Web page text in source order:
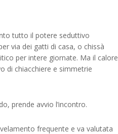
tutto il potere seduttivo
via dei gatti di casa, o chissà
per intere giornate. Ma il calore
di chiacchiere e simmetrie
prende avvio l’incontro.
frequente e va valutata